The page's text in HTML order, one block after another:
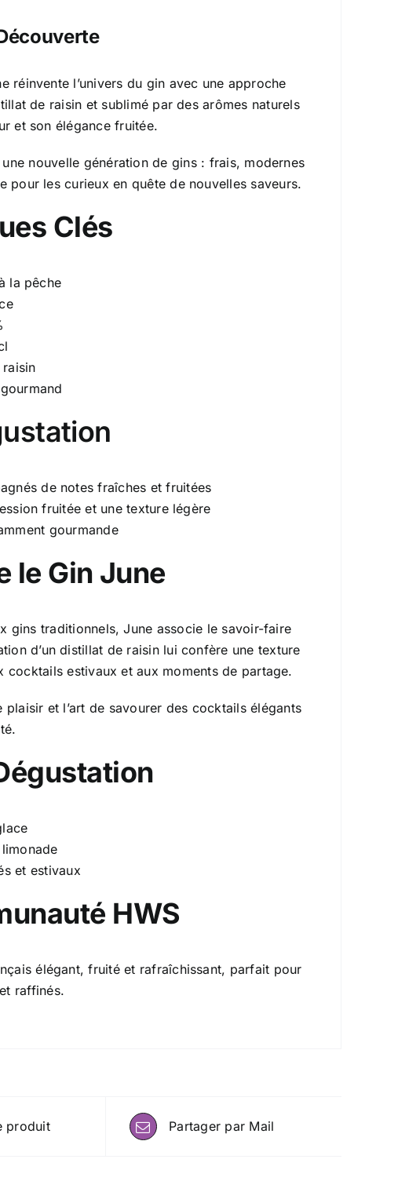
réinvente l’univers du gin avec une approche
de raisin et sublimé par des arômes naturels
et son élégance fruitée.
nouvelle génération de gins : frais, modernes
pour les curieux en quête de nouvelles saveurs.
Clés
la pêche
de notes fraîches et fruitées
fruitée et une texture légère
gourmande
le Gin June
gins traditionnels, June associe le savoir-faire
d’un distillat de raisin lui confère une texture
estivaux et aux moments de partage.
et l’art de savourer des cocktails élégants
et estivaux
HWS
élégant, fruité et rafraîchissant, parfait pour
raffinés.
produit Partager par Mail